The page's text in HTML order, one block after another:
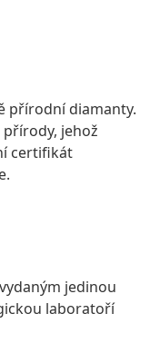
přírodní diamanty.
jehož
certifikát
jedinou
laboratoří